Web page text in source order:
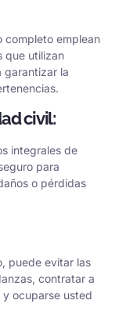
completo emplean
que utilizan
garantizar la
civil:
integrales de
para
o pérdidas
puede evitar las
contratar a
ocuparse usted